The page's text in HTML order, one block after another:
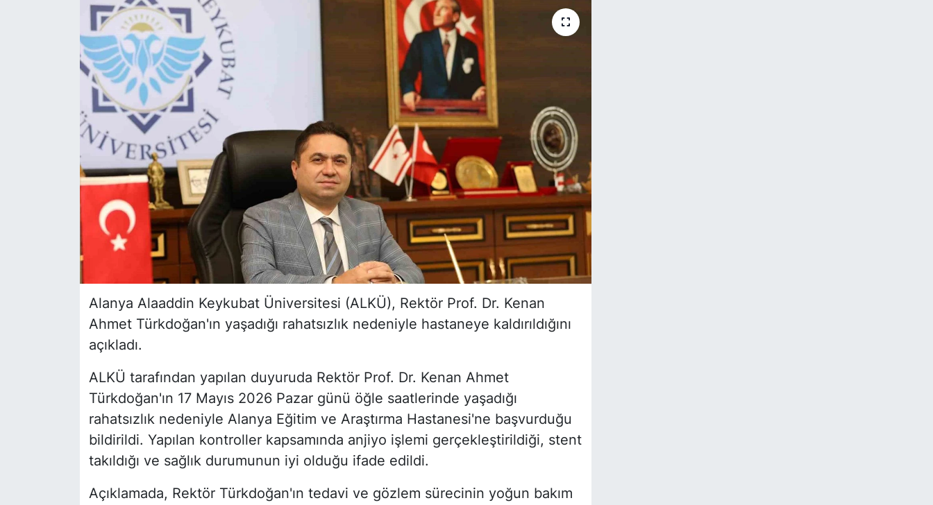
Alanya Alaaddin Keykubat Üniversitesi (ALKÜ), Rektör Prof. Dr. Kenan
Ahmet Türkdoğan'ın yaşadığı rahatsızlık nedeniyle hastaneye kaldırıldığını
açıkladı.
ALKÜ tarafından yapılan duyuruda Rektör Prof. Dr. Kenan Ahmet
Türkdoğan'ın 17 Mayıs 2026 Pazar günü öğle saatlerinde yaşadığı
rahatsızlık nedeniyle Alanya Eğitim ve Araştırma Hastanesi'ne başvurduğu
bildirildi. Yapılan kontroller kapsamında anjiyo işlemi gerçekleştirildiği, stent
takıldığı ve sağlık durumunun iyi olduğu ifade edildi.
Açıklamada, Rektör Türkdoğan'ın tedavi ve gözlem sürecinin yoğun bakım
YEREL HABER
Haberde insan
Tanıtım